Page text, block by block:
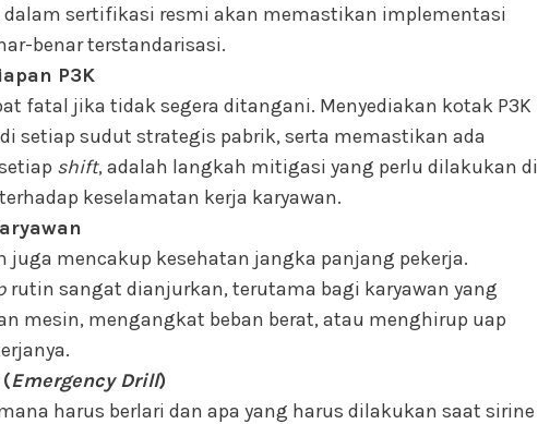
sertifikasi resmi akan memastikan implementasi
benar terstandarisasi.
P3K
fatal jika tidak segera ditangani. Menyediakan kotak P3K
setiap sudut strategis pabrik, serta memastikan ada
shift, adalah langkah mitigasi yang perlu dilakukan di
keselamatan kerja karyawan.
juga mencakup kesehatan jangka panjang pekerja.
rutin sangat dianjurkan, terutama bagi karyawan yang
mesin, mengangkat beban berat, atau menghirup uap
Emergency Drill)
harus berlari dan apa yang harus dilakukan saat sirine